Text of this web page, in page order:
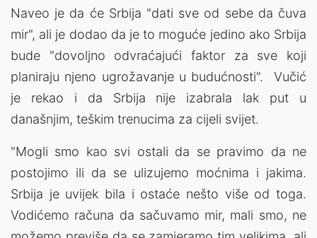
Naveo je da će Srbija "dati sve od sebe da čuva
mir", ali je dodao da je to moguće jedino ako Srbija
bude "dovoljno odvraćajući faktor za sve koji
planiraju njeno ugrožavanje u budućnosti". Vučić
je rekao i da Srbija nije izabrala lak put u
današnjim, teškim trenucima za cijeli svijet.
"Mogli smo kao svi ostali da se pravimo da ne
postojimo ili da se ulizujemo moćnima i jakima.
Srbija je uvijek bila i ostaće nešto više od toga.
Vodićemo računa da sačuvamo mir, mali smo, ne